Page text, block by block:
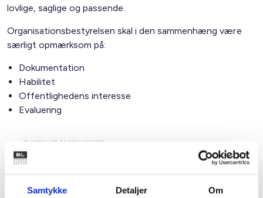
Samtykke Detaljer Om
lovlige, saglige og passende.
Organisationsbestyrelsen skal i den sammenhæng være
særligt opmærksom på:
Dokumentation
Habilitet
Offentlighedens interesse
Evaluering